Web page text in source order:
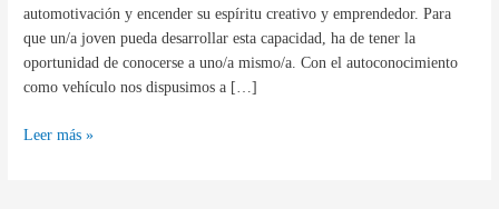
automotivación y encender su espíritu creativo y emprendedor. Para
que un/a joven pueda desarrollar esta capacidad, ha de tener la
oportunidad de conocerse a uno/a mismo/a. Con el autoconocimiento
como vehículo nos dispusimos a […]
personal
Leer más »